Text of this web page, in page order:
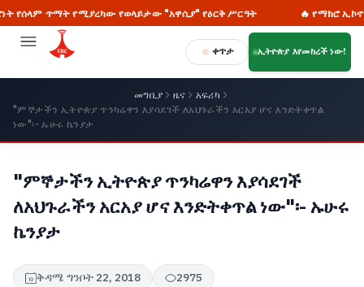
የሚያረካው የወላይታው "አዋሲያ" የዕርቅ ሥርዓት 🔥 የማክሮ ኢኮኖሚ
ቀጥታ ኢትዮጵያ እየመከረች ነው!
መግቢያ ዜና
አፍሪካ
"ምኞታችን ኢትዮጵያ ጥንካሬዋን እያሳደገች ለአህጉራችን አርአያ ሆና እንድትቀጥል
ነው"፡- ኡሁሩ ኬንያታ
"ምኞታችን ኢትዮጵያ ጥንካሬዋን እያሳደገች
ለአህጉራችን አርአያ ሆና እንድትቀጥል ነው"፡- ኡሁሩ
ኬንያታ
ቅዳሜ ግንቦት 22, 2018 2975